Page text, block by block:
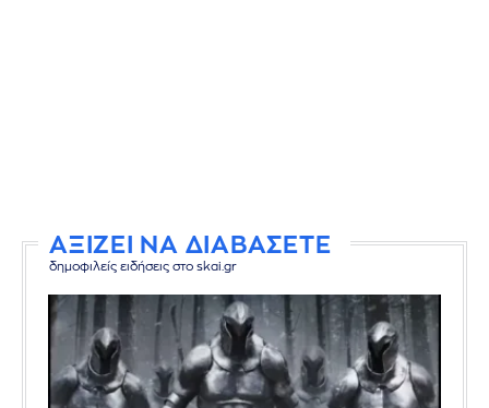
ΑΞΙΖΕΙ ΝΑ ΔΙΑΒΑΣΕΤΕ
δημοφιλείς ειδήσεις στο skai.gr